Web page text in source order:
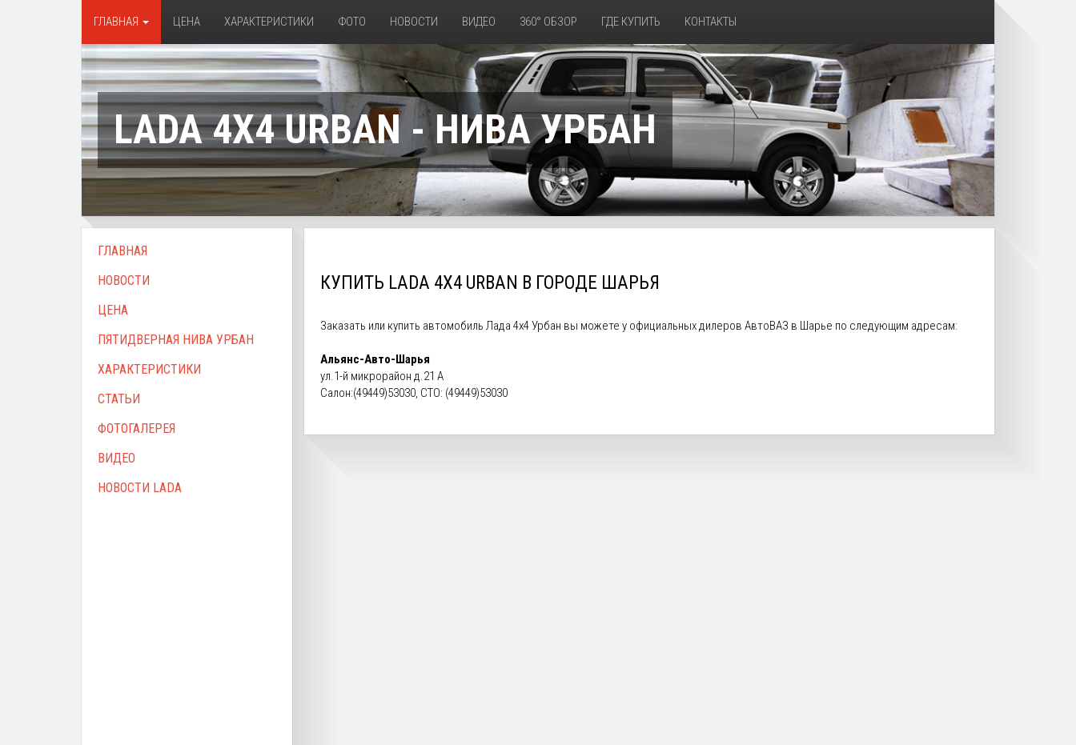
ГЛАВНАЯ ЦЕНА ХАРАКТЕРИСТИКИ ФОТО НОВОСТИ ВИДЕО 360° ОБЗОР ГДЕ КУПИТЬ КОНТАКТЫ
LADA 4X4 URBAN - НИВА УРБАН
ГЛАВНАЯ
НОВОСТИ
ЦЕНА
ПЯТИДВЕРНАЯ НИВА УРБАН
ХАРАКТЕРИСТИКИ
СТАТЬИ
ФОТОГАЛЕРЕЯ
ВИДЕО
НОВОСТИ LADA
КУПИТЬ LADA 4X4 URBAN В ГОРОДЕ ШАРЬЯ
Заказать или купить автомобиль Лада 4х4 Урбан вы можете у официальных дилеров АвтоВАЗ в Шарье по следующим адресам:
Альянс-Авто-Шарья
ул.1-й микрорайон д.21 А
Салон:(49449)53030, СТО: (49449)53030